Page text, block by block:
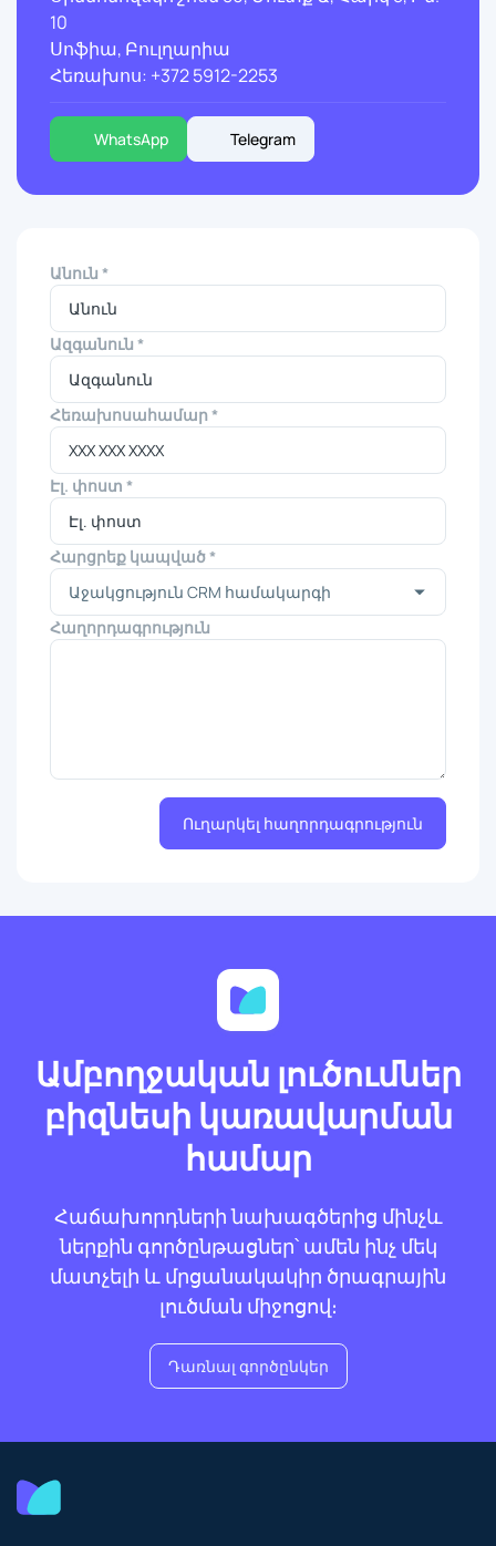
10
Սոֆիա, Բուլղարիա
Հեռախոս: +372 5912-2253
WhatsApp Telegram
Անուն *
Ազգանուն *
Հեռախոսահամար *
Էլ. փոստ *
Հարցրեք կապված *
Հաղորդագրություն
Ուղարկել հաղորդագրություն
Ամբողջական լուծումներ
բիզնեսի կառավարման
համար
Հաճախորդների նախագծերից մինչև
ներքին գործընթացներ՝ ամեն ինչ մեկ
մատչելի և մրցանակակիր ծրագրային
լուծման միջոցով։
Դառնալ գործընկեր